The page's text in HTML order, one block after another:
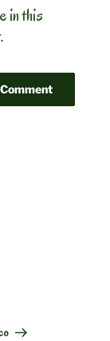
in this